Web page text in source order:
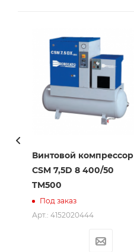
Винтовой компрессор
CSM 7,5D 8 400/50
TM500
Под заказ
Арт.: 4152020444